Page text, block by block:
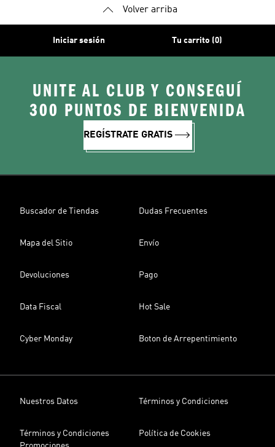
Volver arriba
Iniciar sesión Tu carrito (0)
UNITE AL CLUB Y CONSEGUÍ
300 PUNTOS DE BIENVENIDA
REGÍSTRATE GRATIS
Buscador de Tiendas Dudas Frecuentes
Mapa del Sitio Envío
Devoluciones Pago
Data Fiscal Hot Sale
Cyber Monday Boton de Arrepentimiento
Nuestros Datos Términos y Condiciones
Términos y Condiciones
Política de Cookies